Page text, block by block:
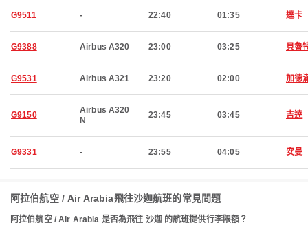
G9511 - 22:40 01:35 達卡
G9388 Airbus A320 23:00 03:25 貝魯
G9531 Airbus A321 23:20 02:00 加德
G9150
Airbus A320
N
23:45 03:45 吉達
G9331 - 23:55 04:05 安曼
阿拉伯航空 / Air Arabia飛往沙迦航班的常見問題
阿拉伯航空 / Air Arabia 是否為飛往 沙迦 的航班提供行李限額？